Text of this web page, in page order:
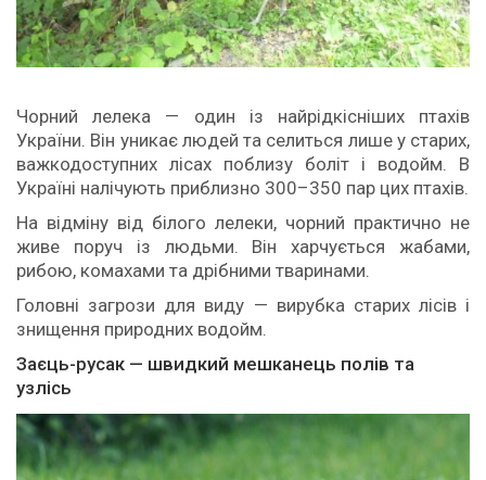
Чорний лелека — один із найрідкісніших птахів
України. Він уникає людей та селиться лише у старих,
важкодоступних лісах поблизу боліт і водойм. В
Україні налічують приблизно 300–350 пар цих птахів.
На відміну від білого лелеки, чорний практично не
живе поруч із людьми. Він харчується жабами,
рибою, комахами та дрібними тваринами.
Головні загрози для виду — вирубка старих лісів і
знищення природних водойм.
Заєць-русак — швидкий мешканець полів та
узлісь